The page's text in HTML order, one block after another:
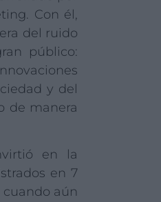
Con él,
del ruido
público:
y del
de manera
en la
en 7
cuando aún